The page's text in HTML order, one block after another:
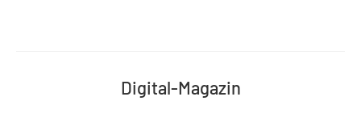
Digital-Magazin